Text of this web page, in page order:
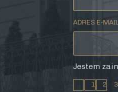
ADRES E-
Jestem
1 2